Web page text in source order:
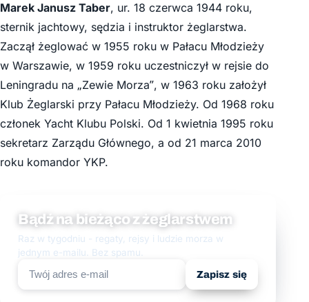
Marek Janusz Taber, ur. 18 czerwca 1944 roku,
sternik jachtowy, sędzia i instruktor żeglarstwa.
Zaczął żeglować w 1955 roku w Pałacu Młodzieży
w Warszawie, w 1959 roku uczestniczył w rejsie do
Leningradu na „Zewie Morza”, w 1963 roku założył
Klub Żeglarski przy Pałacu Młodzieży. Od 1968 roku
członek Yacht Klubu Polski. Od 1 kwietnia 1995 roku
sekretarz Zarządu Głównego, a od 21 marca 2010
roku komandor YKP.
Bądź na bieżąco z żeglarstwem
Raz w tygodniu - regaty, rejsy i ludzie morza w
jednym e-mailu. Bez spamu.
Zapisz się